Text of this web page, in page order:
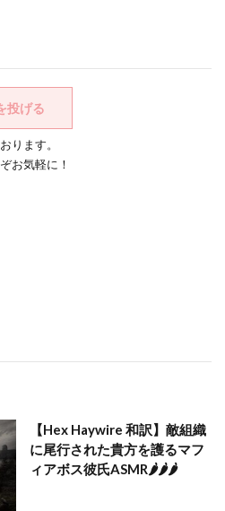
投げる
ります。
お気軽に！
【Hex Haywire 和訳】敵組織
に尾行された貴方を護るマフ
ィアボス彼氏ASMR🌶🌶🌶